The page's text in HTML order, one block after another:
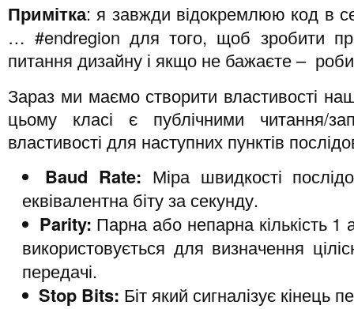
Примітка: я завжди відокремлюю код в
… #endregion для того, щоб зробити
питання дизайну і якщо не бажаєте –
Зараз ми маємо створити властивості
цьому класі є публічними читання/
властивості для наступних пунктів
Baud Rate: Міра швидкості
еквівалентна біту за секунду.
Parity: Парна або непарна кількість 1
використовується для визначення
передачі.
Stop Bits: Біт який сигналізує кінець